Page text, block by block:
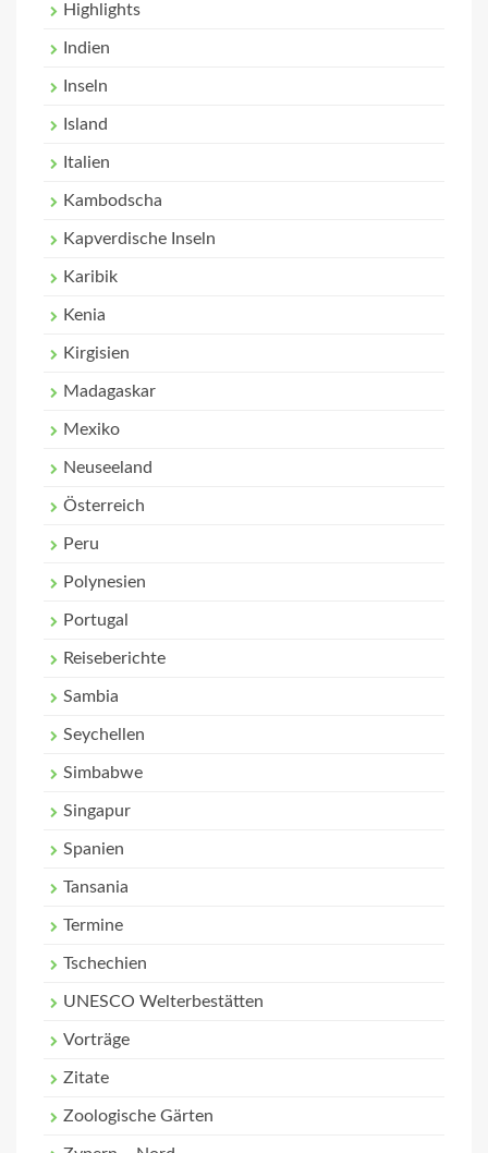
Highlights
Indien
Inseln
Island
Italien
Kambodscha
Kapverdische Inseln
Karibik
Kenia
Kirgisien
Madagaskar
Mexiko
Neuseeland
Österreich
Peru
Polynesien
Portugal
Reiseberichte
Sambia
Seychellen
Simbabwe
Singapur
Spanien
Tansania
Termine
Tschechien
UNESCO Welterbestätten
Vorträge
Zitate
Zoologische Gärten